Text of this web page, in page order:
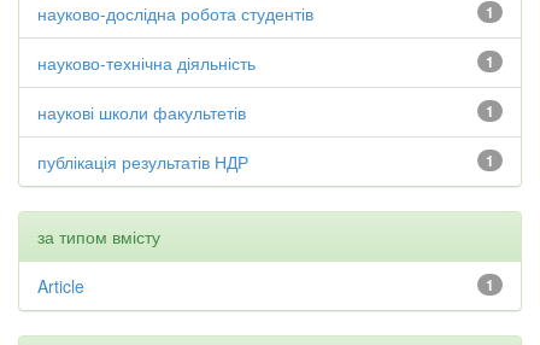
1
науково-дослідна робота студентів
1
науково-технічна діяльність
1
наукові школи факультетів
1
публікація результатів НДР
за типом вмісту
1
Article